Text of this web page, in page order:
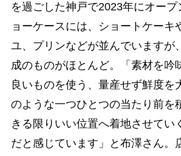
を過ごした神戸で2023年にオー
ョーケースには、ショートケーキ
ユ、プリンなどが並んでいますが
成のものがほとんど。「素材を吟
良いものを使う、量産せず鮮度を
のような一つひとつの当たり前を
きる限りいい位置へ着地させてい
だと感じています」と布澤さん。